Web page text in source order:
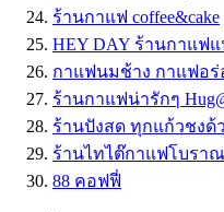
ร้านกาแฟ coffee&cake
HEY DAY ร้านกาแฟ
กาแฟนมช้าง กาแฟอร่
ร้านกาแฟน่ารักๆ
ร้านปังสด ทุกแก้วชงด้
ร้านไทไต๊กาแฟโบรา
88 คอฟฟี่